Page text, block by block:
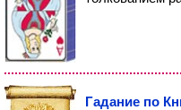
Гадание по